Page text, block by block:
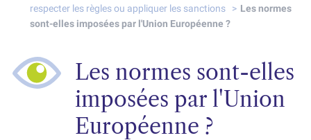
respecter les règles ou appliquer les sanctions
Les normes
sont-elles imposées par l'Union Européenne ?
Les normes sont-elles
imposées par l'Union
Européenne ?